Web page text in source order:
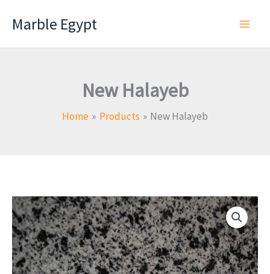
Marble Egypt
New Halayeb
Home Products New Halayeb